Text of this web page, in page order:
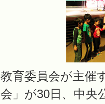
教育委員会が主催
会」が30日、中央